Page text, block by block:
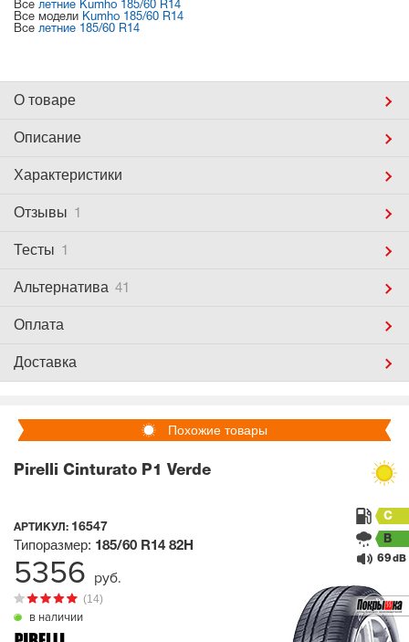
Все летние Kumho 185/60 R14
Все модели Kumho 185/60 R14
Все летние 185/60 R14
О товаре
Описание
Характеристики
Отзывы 1
Тесты 1
Альтернатива 41
Оплата
Доставка
Похожие товары
Pirelli Cinturato P1 Verde
АРТИКУЛ: 16547
в наличии
(14)
Типоразмер: 185/60 R14 82H
C
B
69 dB
5356 руб.